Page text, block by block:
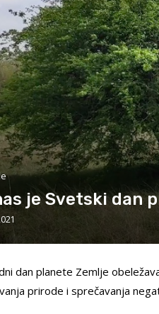
je Svetski dan
dan planete Zemlje
prirode i sprečavanja